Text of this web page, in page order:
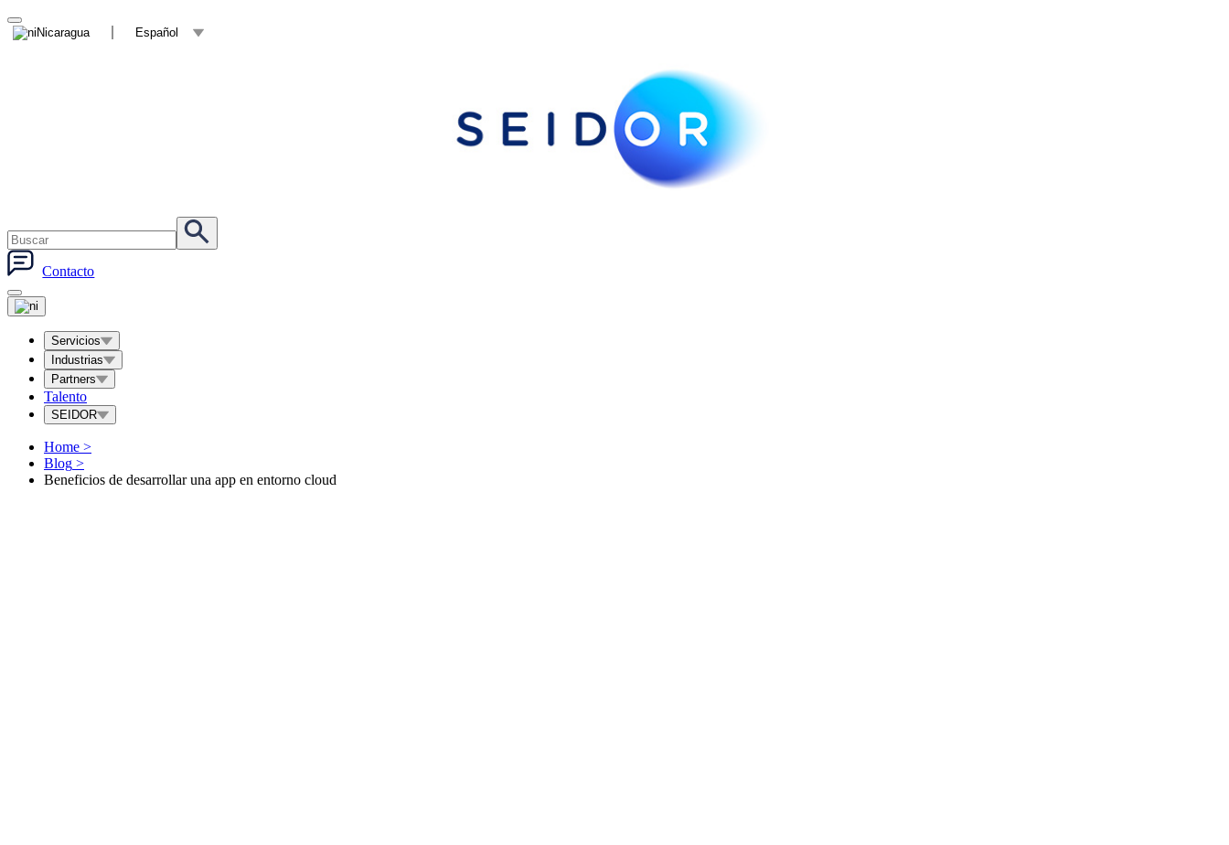
Nicaragua Español
Contacto
Servicios
Industrias
Partners
Talento
SEIDOR
Home >
Blog >
Beneficios de desarrollar una app en entorno cloud